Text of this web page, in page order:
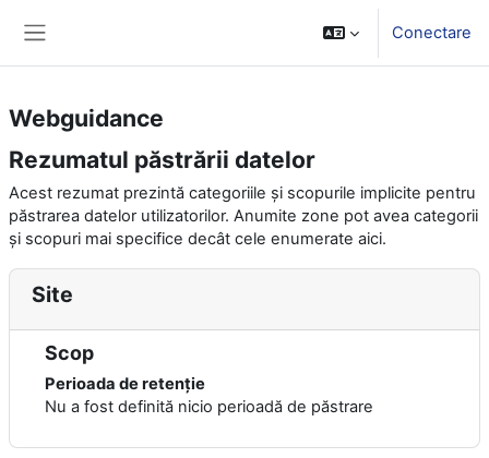
Conectare
Webguidance
Rezumatul păstrării datelor
Acest rezumat prezintă categoriile și scopurile implicite pentru
păstrarea datelor utilizatorilor. Anumite zone pot avea categorii
și scopuri mai specifice decât cele enumerate aici.
Site
Scop
Perioada de retenție
Nu a fost definită nicio perioadă de păstrare